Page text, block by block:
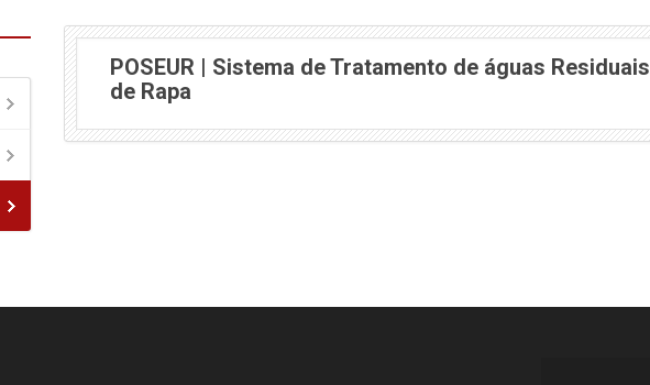
POSEUR | Sistema de Tratamento de águas Residuais
de Rapa